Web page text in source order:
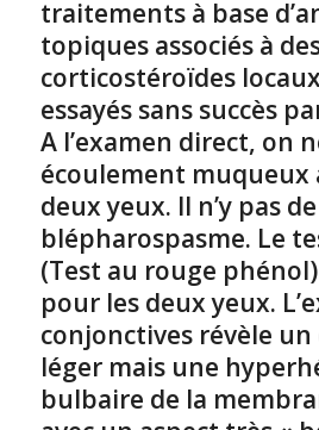
traitements à base
topiques associés à
corticostéroïdes
essayés sans succès
A l’examen direct, on
écoulement muqueux
deux yeux. Il n’y pas de
blépharospasme. Le
(Test au rouge
pour les deux yeux.
conjonctives révèle un
léger mais une
bulbaire de la